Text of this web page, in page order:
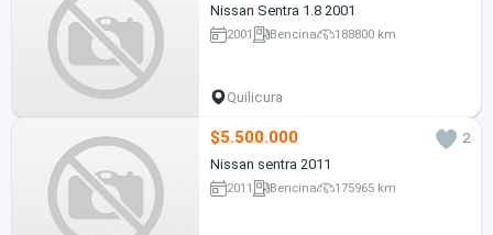
Nissan Sentra 1.8 2001
2001 Bencina 188800 km
Quilicura
$5.500.000
2
Nissan sentra 2011
2011 Bencina 175965 km